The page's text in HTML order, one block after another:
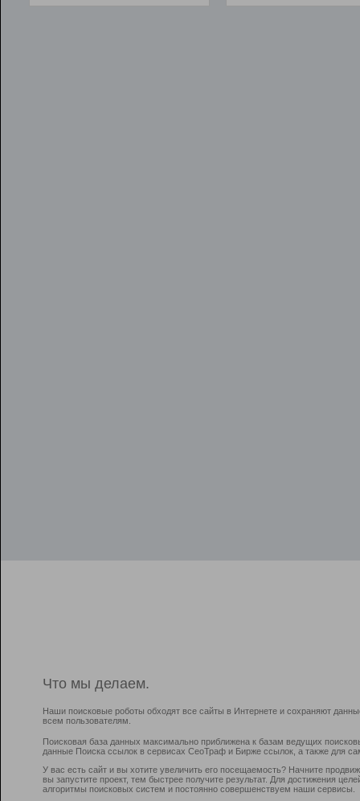
Что мы делаем.
Наши поисковые роботы обходят все сайты в Интернете и сохраняют
всем пользователям.
Поисковая база данных максимально приближена к базам ведущих
данные Поиска ссылок в сервисах СеоТраф и Бирже ссылок, а также для
У вас есть сайт и вы хотите увеличить его посещаемость? Начните
вы запустите проект, тем быстрее получите результат. Для достижения
алгоритмы поисковых систем и постоянно совершенствуем наши сервисы.